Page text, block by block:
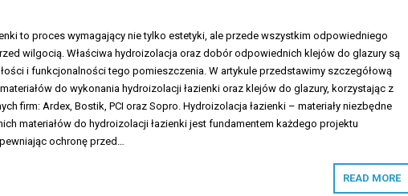
to proces wymagający nie tylko estetyki, ale przede wszystkim odpowiedniego
wilgocią. Właściwa hydroizolacja oraz dobór odpowiednich klejów do glazury są
i funkcjonalności tego pomieszczenia. W artykule przedstawimy szczegółową
do wykonania hydroizolacji łazienki oraz klejów do glazury, korzystając z
firm: Ardex, Bostik, PCI oraz Sopro. Hydroizolacja łazienki – materiały niezbędne
materiałów do hydroizolacji łazienki jest fundamentem każdego projektu
ochronę przed…
READ MORE